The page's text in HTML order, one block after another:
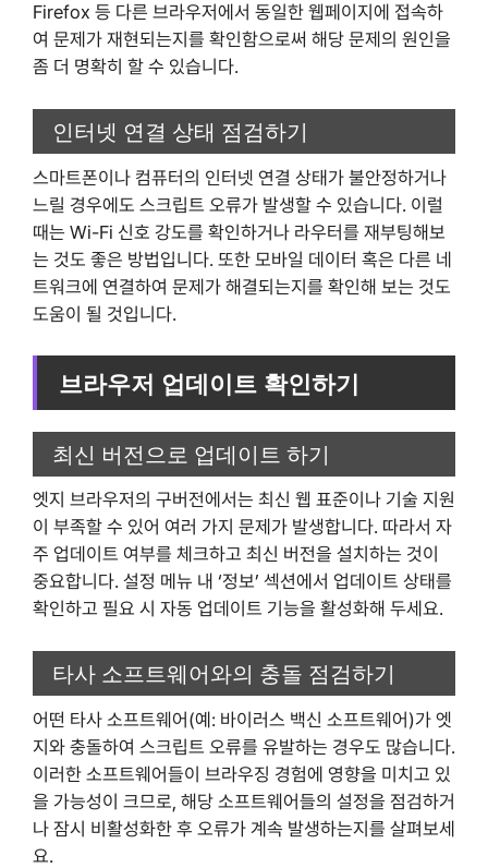
Firefox 등 다른 브라우저에서 동일한 웹페이지에 접속하
여 문제가 재현되는지를 확인함으로써 해당 문제의 원인을
좀 더 명확히 할 수 있습니다.
인터넷 연결 상태 점검하기
스마트폰이나 컴퓨터의 인터넷 연결 상태가 불안정하거나
느릴 경우에도 스크립트 오류가 발생할 수 있습니다. 이럴
때는 Wi-Fi 신호 강도를 확인하거나 라우터를 재부팅해보
는 것도 좋은 방법입니다. 또한 모바일 데이터 혹은 다른 네
트워크에 연결하여 문제가 해결되는지를 확인해 보는 것도
도움이 될 것입니다.
브라우저 업데이트 확인하기
최신 버전으로 업데이트 하기
엣지 브라우저의 구버전에서는 최신 웹 표준이나 기술 지원
이 부족할 수 있어 여러 가지 문제가 발생합니다. 따라서 자
주 업데이트 여부를 체크하고 최신 버전을 설치하는 것이
중요합니다. 설정 메뉴 내 ‘정보’ 섹션에서 업데이트 상태를
확인하고 필요 시 자동 업데이트 기능을 활성화해 두세요.
타사 소프트웨어와의 충돌 점검하기
어떤 타사 소프트웨어(예: 바이러스 백신 소프트웨어)가 엣
지와 충돌하여 스크립트 오류를 유발하는 경우도 많습니다.
이러한 소프트웨어들이 브라우징 경험에 영향을 미치고 있
을 가능성이 크므로, 해당 소프트웨어들의 설정을 점검하거
나 잠시 비활성화한 후 오류가 계속 발생하는지를 살펴보세
요.